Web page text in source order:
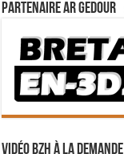
Partenaire Ar Gedour
Vidéo BZH à la demande